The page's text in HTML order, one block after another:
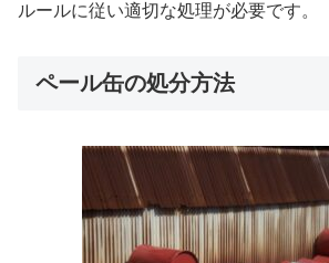
ルールに従い適切な処理が必要です。
ペール缶の処分方法